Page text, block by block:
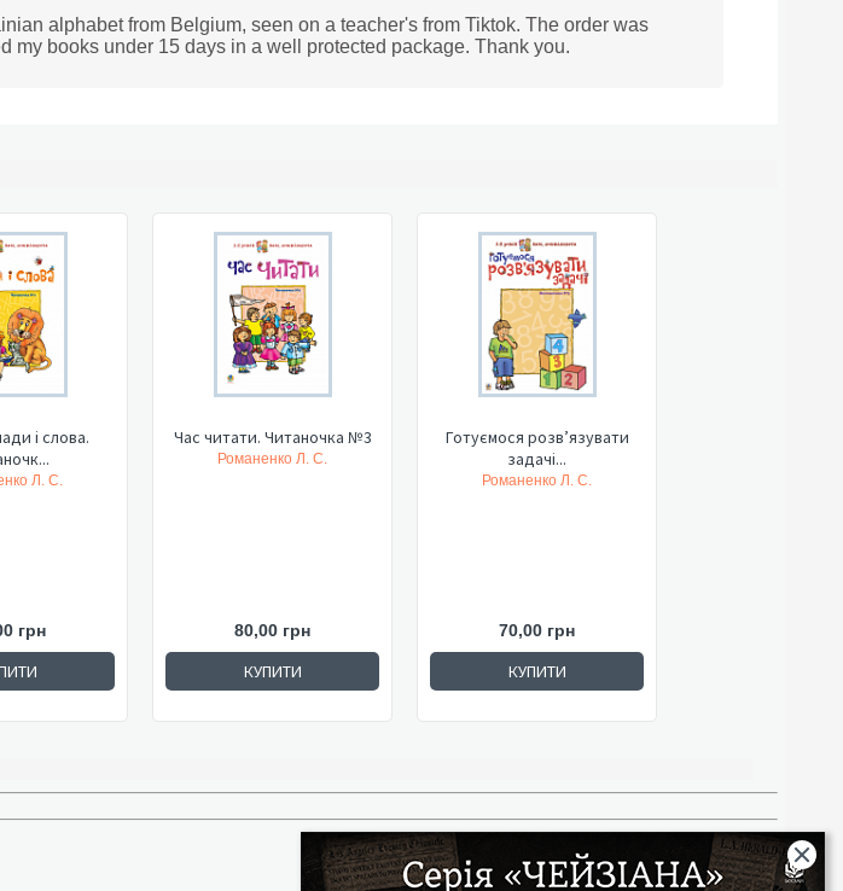
alphabet from Belgium, seen on a teacher's from Tiktok. The order was
my books under 15 days in a well protected package. Thank you.
і слова.
Л. С.
грн
Час читати. Читаночка №3
Романенко Л. С.
80,00 грн
КУПИТИ
Готуємося розв’язувати
задачі...
Романенко Л. С.
70,00 грн
КУПИТИ